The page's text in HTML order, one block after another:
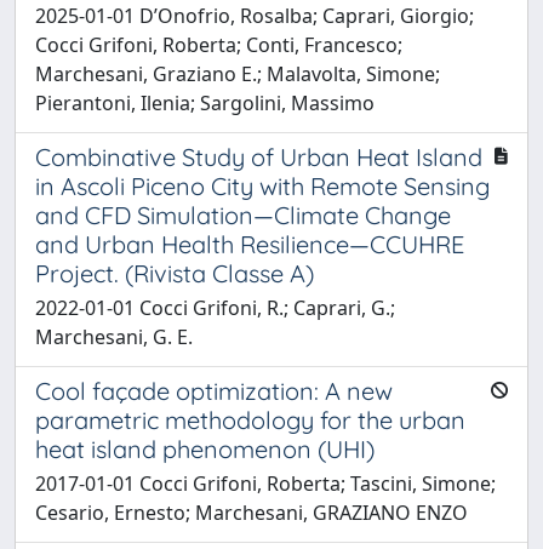
2025-01-01 D’Onofrio, Rosalba; Caprari, Giorgio;
Cocci Grifoni, Roberta; Conti, Francesco;
Marchesani, Graziano E.; Malavolta, Simone;
Pierantoni, Ilenia; Sargolini, Massimo
Combinative Study of Urban Heat Island
in Ascoli Piceno City with Remote Sensing
and CFD Simulation—Climate Change
and Urban Health Resilience—CCUHRE
Project. (Rivista Classe A)
2022-01-01 Cocci Grifoni, R.; Caprari, G.;
Marchesani, G. E.
Cool façade optimization: A new
parametric methodology for the urban
heat island phenomenon (UHI)
2017-01-01 Cocci Grifoni, Roberta; Tascini, Simone;
Cesario, Ernesto; Marchesani, GRAZIANO ENZO